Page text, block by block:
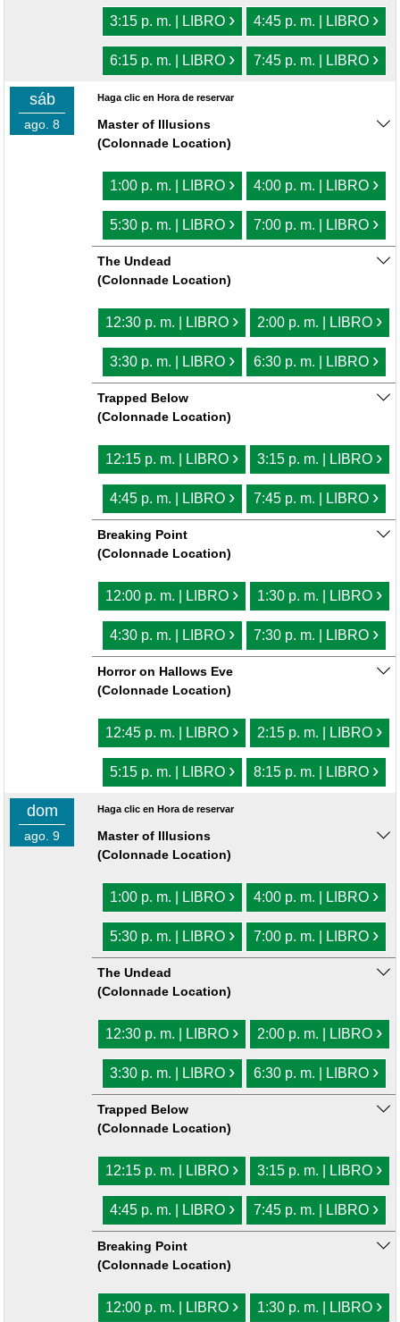
3:15 p. m. | LIBRO › 4:45 p. m. | LIBRO ›
6:15 p. m. | LIBRO › 7:45 p. m. | LIBRO ›
sáb
ago. 8
Haga clic en Hora de reservar
Master of Illusions
(Colonnade Location)
1:00 p. m. | LIBRO › 4:00 p. m. | LIBRO ›
5:30 p. m. | LIBRO › 7:00 p. m. | LIBRO ›
The Undead
(Colonnade Location)
12:30 p. m. | LIBRO › 2:00 p. m. | LIBRO ›
3:30 p. m. | LIBRO › 6:30 p. m. | LIBRO ›
Trapped Below
(Colonnade Location)
12:15 p. m. | LIBRO › 3:15 p. m. | LIBRO ›
4:45 p. m. | LIBRO › 7:45 p. m. | LIBRO ›
Breaking Point
(Colonnade Location)
12:00 p. m. | LIBRO › 1:30 p. m. | LIBRO ›
4:30 p. m. | LIBRO › 7:30 p. m. | LIBRO ›
Horror on Hallows Eve
(Colonnade Location)
12:45 p. m. | LIBRO › 2:15 p. m. | LIBRO ›
5:15 p. m. | LIBRO › 8:15 p. m. | LIBRO ›
dom
ago. 9
Haga clic en Hora de reservar
Master of Illusions
(Colonnade Location)
1:00 p. m. | LIBRO › 4:00 p. m. | LIBRO ›
5:30 p. m. | LIBRO › 7:00 p. m. | LIBRO ›
The Undead
(Colonnade Location)
12:30 p. m. | LIBRO › 2:00 p. m. | LIBRO ›
3:30 p. m. | LIBRO › 6:30 p. m. | LIBRO ›
Trapped Below
(Colonnade Location)
12:15 p. m. | LIBRO › 3:15 p. m. | LIBRO ›
4:45 p. m. | LIBRO › 7:45 p. m. | LIBRO ›
Breaking Point
(Colonnade Location)
12:00 p. m. | LIBRO › 1:30 p. m. | LIBRO ›